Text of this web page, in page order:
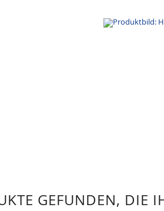
GEFUNDEN, DIE